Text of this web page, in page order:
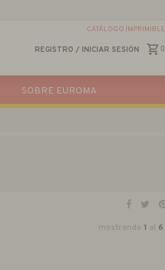
REGISTRO / INICIAR SESIÓN 0
CATÁLOGO IMPRIMIBLE
SOBRE EUROMA
mostrando 1 al 6